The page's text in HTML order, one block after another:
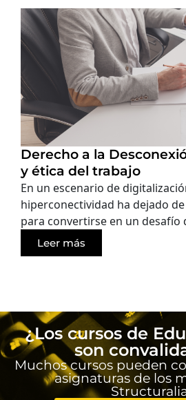
Derecho a la
y ética del trabajo
En un escenario de
hiperconectividad ha dejado
para convertirse en un desafío
Leer más
¿Los cursos de
son
Muchos cursos pueden
asignaturas de los